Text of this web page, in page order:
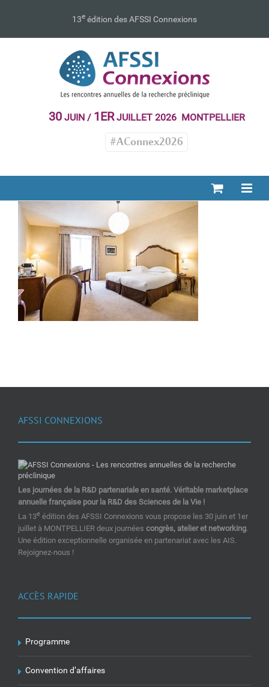
13e édition des AFSSI Connexions
30JUIN / 1ERJUILLET 2026 MONTPELLIER
#AConnex2026
AFSSI CONNEXIONS
Les journées de la R&D partenariale en santé. Véritable marketplace
annuelle française pour la R&D des Sciences de la Vie !
La 13e édition des AFSSI Connexions vous propose les 30 juin et 1er
juillet à MONTPELLIER deux journées congrès, atelier et networking.
Une édition exceptionnelle organisée en partenariat avec les AIS.
Rejoignez-nous !
ACCÈS RAPIDE
Programme
Convention d’affaires